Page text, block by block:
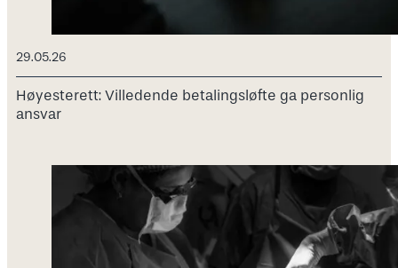
29.05.26
Høyesterett: Villedende betalingsløfte ga personlig
ansvar